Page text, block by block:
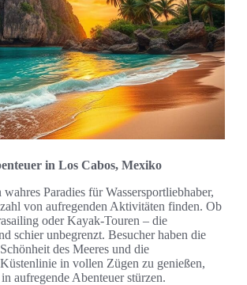
in Los Cabos, Mexiko
Paradies für Wassersportliebhaber,
von aufregenden Aktivitäten finden. Ob
oder Kayak-Touren – die
schier unbegrenzt. Besucher haben die
des Meeres und die
in vollen Zügen zu genießen,
aufregende Abenteuer stürzen.